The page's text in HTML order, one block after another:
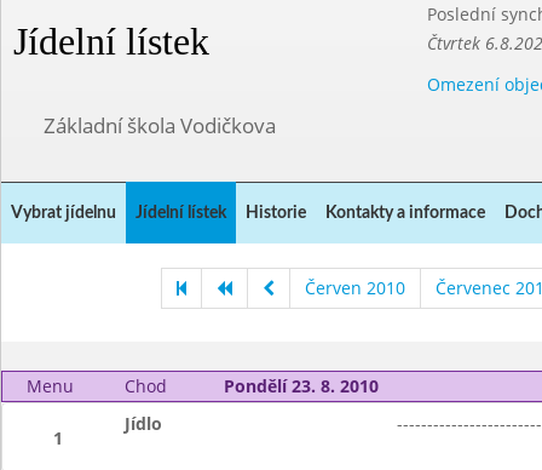
Jídelní lístek
Poslední
Čtvrtek
Omezení
Základní škola Vodičkova
Vybrat jídelnu Jídelní lístek Historie Kontakty a informace
Červen 2010 Červenec
Menu Chod Pondělí 23. 8. 2010
1
Jídlo